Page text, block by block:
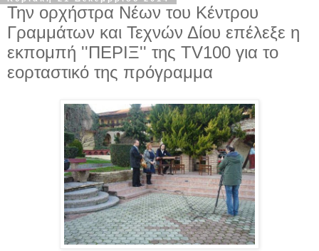
Την ορχήστρα Νέων του Κέντρου
Γραμμάτων και Τεχνών Δίου επέλεξε η
εκπομπή ''ΠΕΡΙΞ'' της TV100 για το
εορταστικό της πρόγραμμα